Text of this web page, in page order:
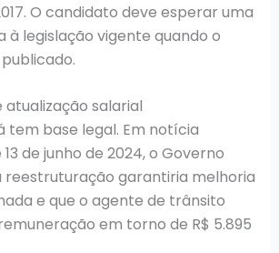
O candidato deve esperar uma
à legislação vigente quando o
salarial
tem base legal. Em notícia
de junho de 2024, o Governo
reestruturação garantiria melhoria
e que o agente de trânsito
em torno de R$ 5.895